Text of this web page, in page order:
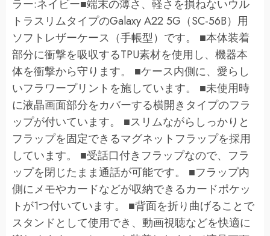
ラー:ネイビー■端末の薄さ、軽さを損ねないウル
トラスリムタイプのGalaxy A22 5G（SC-56B）用
ソフトレザーケース（手帳型）です。 ■本体装着
部分に衝撃を吸収するTPU素材を使用し、機器本
体を衝撃から守ります。 ■ケース内側に、愛らし
いフラワープリントを施しています。 ■未使用時
に液晶画面部分をカバーする横開きタイプのフラ
ップが付いています。 ■スリムながらしっかりと
フラップを固定できるマグネットフラップを採用
しています。 ■受話口付きフラップなので、フラ
ップを閉じたまま通話が可能です。 ■フラップ内
側にメモやカードなどが収納できるカードポケッ
トが1つ付いています。 ■背面を折り曲げることで
スタンドとして使用でき、動画視聴などを快適に